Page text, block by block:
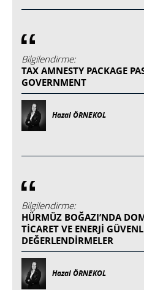
Bilgilendirme:
TAX AMNESTY PACKAGE
GOVERNMENT
Hazal ÖRNEKOL
Bilgilendirme:
HÜRMÜZ BOĞAZI’NDA
TICARET VE ENERJI
DEĞERLENDIRMELER
Hazal ÖRNEKOL